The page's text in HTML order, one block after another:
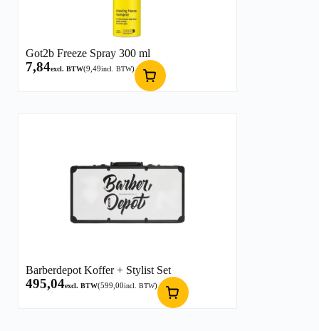
Got2b Freeze Spray 300 ml
7,84excl. BTW(9,49incl. BTW)
Barberdepot Koffer + Stylist Set
495,04excl. BTW(599,00incl. BTW)